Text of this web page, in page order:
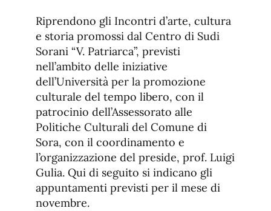
fuente
de
fuente.
Riprendono gli Incontri d’arte, cultura
e storia promossi dal Centro di Sudi
Sorani “V. Patriarca”, previsti
nell’ambito delle iniziative
dell’Università per la promozione
culturale del tempo libero, con il
patrocinio dell’Assessorato alle
Politiche Culturali del Comune di
Sora, con il coordinamento e
l’organizzazione del preside, prof. Luigi
Gulia. Qui di seguito si indicano gli
appuntamenti previsti per il mese di
novembre.